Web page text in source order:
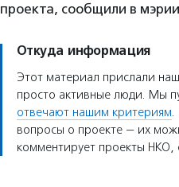
проекта, сообщили в
Откуда информация
Этот материал прислали
просто активные люди. Мы
отвечают нашим критериям.
вопросы о проекте — их
комментирует проекты НКО,